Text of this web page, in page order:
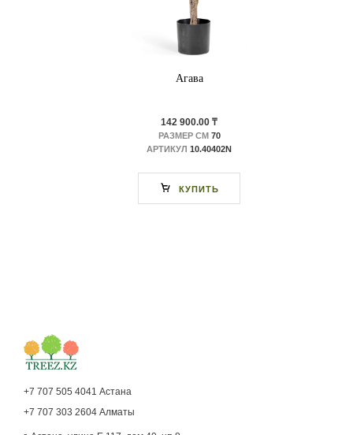
Агава
142 900.00 ₸
РАЗМЕР СМ70
АРТИКУЛ 10.40402N
КУПИТЬ
+7 707 505 4041 Астана
+7 707 303 2604 Алматы